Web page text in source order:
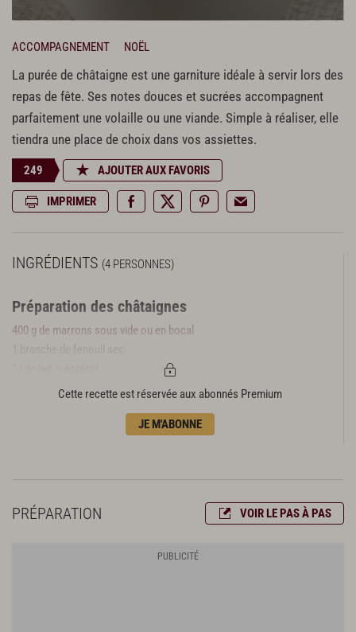
ACCOMPAGNEMENT NOËL
La purée de châtaigne est une garniture idéale à servir lors des
repas de fête. Ses notes douces et sucrées accompagnent
parfaitement une volaille ou une viande. Simple à réaliser, elle
tiendra une place de choix dans vos assiettes.
249 AJOUTER AUX FAVORIS
IMPRIMER
INGRÉDIENTS (4 PERSONNES)
Préparation des châtaignes
400 g de marrons sous vide ou en bocal
Finition et présentation
Cette recette est réservée aux abonnés Premium
JE M'ABONNE
PRÉPARATION VOIR LE PAS À PAS